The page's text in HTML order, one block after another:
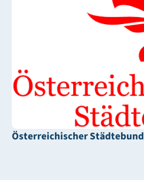
Österreichischer Städtebund